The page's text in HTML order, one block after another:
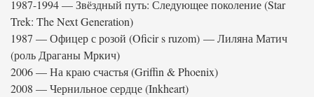
1987-1994 — Звёздный путь: Следующее поколение (Star
Trek: The Next Generation)
1987 — Офицер с розой (Oficir s ruzom) — Лиляна Матич
(роль Драганы Мркич)
2006 — На краю счастья (Griffin & Phoenix)
2008 — Чернильное сердце (Inkheart)